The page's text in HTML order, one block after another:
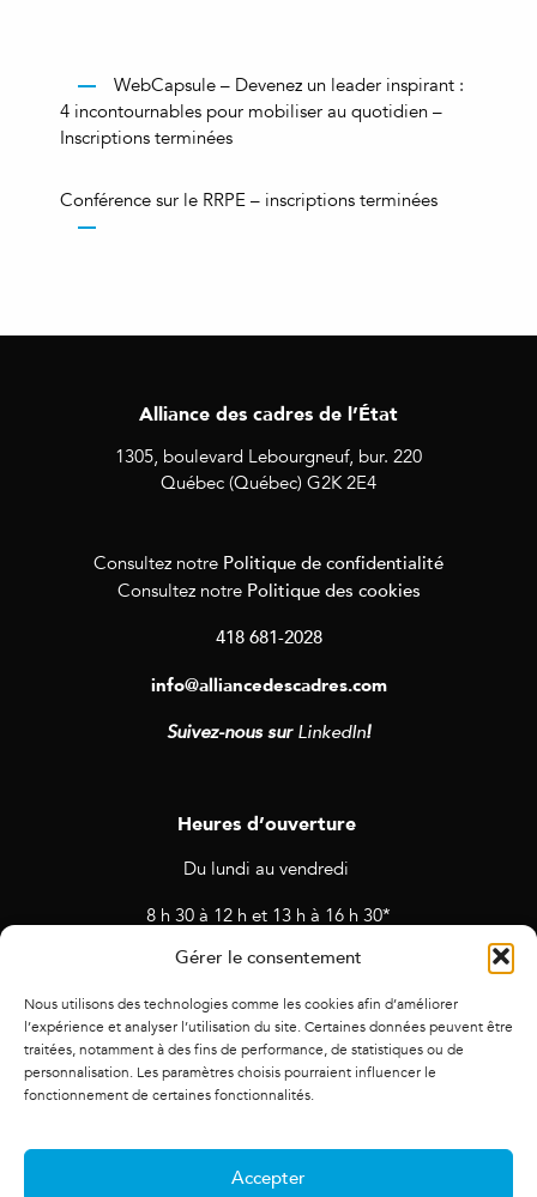
Gérer le consentement
Nous utilisons des technologies comme les cookies afin d’améliorer
l’expérience et analyser l’utilisation du site. Certaines données peuvent être
traitées, notamment à des fins de performance, de statistiques ou de
personnalisation. Les paramètres choisis pourraient influencer le
fonctionnement de certaines fonctionnalités.
Accepter
WebCapsule – Devenez un leader inspirant :
4 incontournables pour mobiliser au quotidien –
Inscriptions terminées
Conférence sur le RRPE – inscriptions terminées
Alliance des cadres de l’État
1305, boulevard Lebourgneuf, bur. 220
Québec (Québec) G2K 2E4
Consultez notre Politique de confidentialité
Consultez notre Politique des cookies
418 681-2028
info@alliancedescadres.com
Suivez-nous sur LinkedIn!
Heures d’ouverture
Du lundi au vendredi
8 h 30 à 12 h et 13 h à 16 h 30*
* Horaires sujets à changement en cas de rendez-vous et